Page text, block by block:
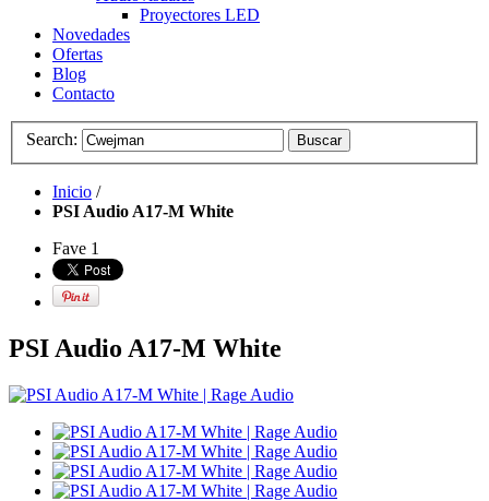
Proyectores LED
Novedades
Ofertas
Blog
Contacto
Search: Buscar
Inicio /
PSI Audio A17-M White
Fave 1
PSI Audio A17-M White